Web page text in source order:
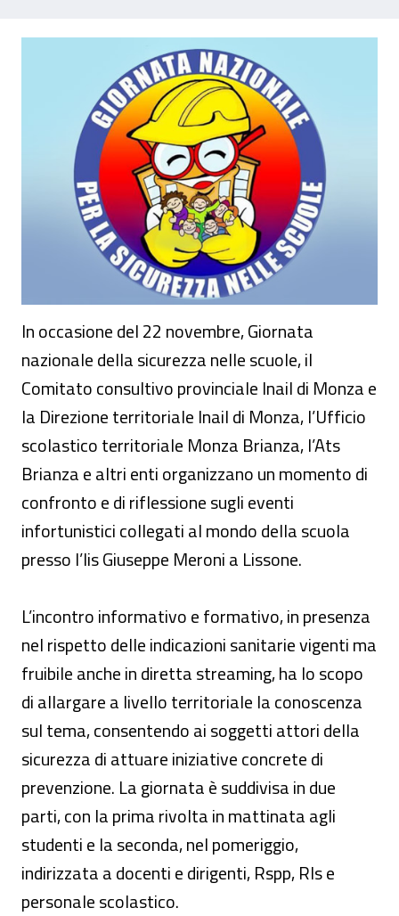
Evento - Giornata nazionale per la
In occasione del 22 novembre, Giornata
nazionale della sicurezza nelle scuole, il
Comitato consultivo provinciale Inail di Monza e
la Direzione territoriale Inail di Monza, l’Ufficio
scolastico territoriale Monza Brianza, l’Ats
Brianza e altri enti organizzano un momento di
confronto e di riflessione sugli eventi
infortunistici collegati al mondo della scuola
presso l’Iis Giuseppe Meroni a Lissone.
L’incontro informativo e formativo, in presenza
nel rispetto delle indicazioni sanitarie vigenti ma
fruibile anche in diretta streaming, ha lo scopo
di allargare a livello territoriale la conoscenza
sul tema, consentendo ai soggetti attori della
sicurezza di attuare iniziative concrete di
prevenzione. La giornata è suddivisa in due
parti, con la prima rivolta in mattinata agli
studenti e la seconda, nel pomeriggio,
indirizzata a docenti e dirigenti, Rspp, Rls e
personale scolastico.